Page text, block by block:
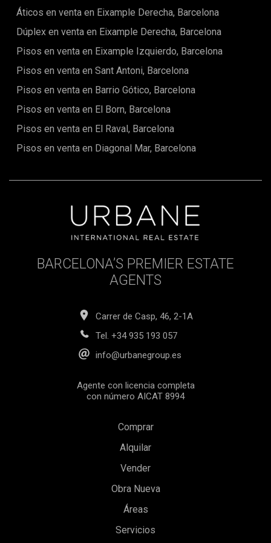
Áticos en venta en Eixample Derecha, Barcelona
Dúplex en venta en Eixample Derecha, Barcelona
Pisos en venta en Eixample Izquierdo, Barcelona
Pisos en venta en Sant Antoni, Barcelona
Pisos en venta en Barrio Gótico, Barcelona
Pisos en venta en El Born, Barcelona
Pisos en venta en El Raval, Barcelona
Pisos en venta en Diagonal Mar, Barcelona
BARCELONA’S PREMIER ESTATE
AGENTS
Carrer de Casp, 46, 2-1A
Tel. +34 935 193 057
info@urbanegroup.es
Agente con licencia completa
con número AICAT 8994
Comprar
Alquilar
Vender
Obra Nueva
Áreas
Servicios